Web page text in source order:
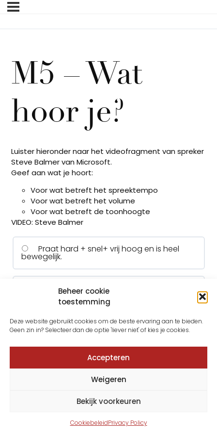
Beheer cookie
toestemming
Deze website gebruikt cookies om de beste ervaring aan te bieden.
Geen zin in? Selecteer dan de optie 'liever niet' of kies je cookies.
Accepteren
Weigeren
Bekijk voorkeuren
CookiebeleidPrivacy Policy
M5 – Wat
hoor je?
Luister hieronder naar het videofragment van spreker
Steve Balmer van Microsoft.
Geef aan wat je hoort:
Voor wat betreft het spreektempo
Voor wat betreft het volume
Voor wat betreft de toonhoogte
VIDEO: Steve Balmer
Praat hard + snel+ vrij hoog en is heel
bewegelijk.
Praat niet heel snel of heel hard en met
een lage stem.
Praat langzaam, met veel pauzes, heel
zacht en beweegt nauwelijks.